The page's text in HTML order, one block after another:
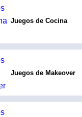
Juegos de Cocina
Juegos de Makeover